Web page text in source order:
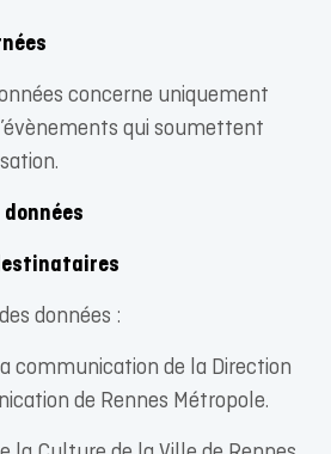
concerne uniquement
qui soumettent
données :
communication de la Direction
de Rennes Métropole.